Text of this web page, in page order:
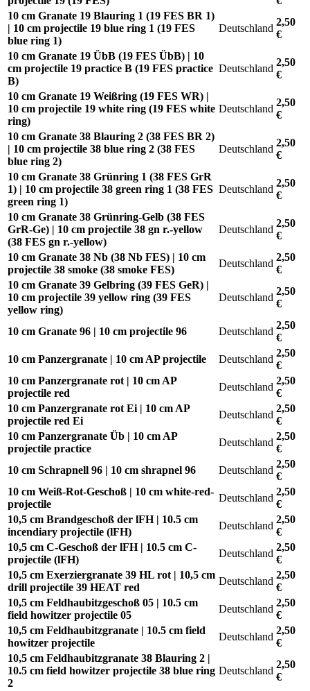
10 cm Granate 19 Blauring 1 (19 FES BR 1)
| 10 cm projectile 19 blue ring 1 (19 FES
blue ring 1)
Deutschland
2,50
€
10 cm Granate 19 ÜbB (19 FES ÜbB) | 10
cm projectile 19 practice B (19 FES practice
B)
Deutschland
2,50
€
10 cm Granate 19 Weißring (19 FES WR) |
10 cm projectile 19 white ring (19 FES white
ring)
Deutschland
2,50
€
10 cm Granate 38 Blauring 2 (38 FES BR 2)
| 10 cm projectile 38 blue ring 2 (38 FES
blue ring 2)
Deutschland
2,50
€
10 cm Granate 38 Grünring 1 (38 FES GrR
1) | 10 cm projectile 38 green ring 1 (38 FES
green ring 1)
Deutschland
2,50
€
10 cm Granate 38 Grünring-Gelb (38 FES
GrR-Ge) | 10 cm projectile 38 gn r.-yellow
(38 FES gn r.-yellow)
Deutschland
2,50
€
10 cm Granate 38 Nb (38 Nb FES) | 10 cm
projectile 38 smoke (38 smoke FES)
Deutschland
2,50
€
10 cm Granate 39 Gelbring (39 FES GeR) |
10 cm projectile 39 yellow ring (39 FES
yellow ring)
Deutschland
2,50
€
10 cm Granate 96 | 10 cm projectile 96 Deutschland
2,50
€
10 cm Panzergranate | 10 cm AP projectile
Deutschland
2,50
€
10 cm Panzergranate rot | 10 cm AP
projectile red
Deutschland
2,50
€
10 cm Panzergranate rot Ei | 10 cm AP
projectile red Ei
Deutschland
2,50
€
10 cm Panzergranate Üb | 10 cm AP
projectile practice
Deutschland
2,50
€
10 cm Schrapnell 96 | 10 cm shrapnel 96
Deutschland
2,50
€
10 cm Weiß-Rot-Geschoß | 10 cm white-red-
projectile
Deutschland
2,50
€
10,5 cm Brandgeschoß der lFH | 10.5 cm
incendiary projectile (lFH)
Deutschland
2,50
€
10,5 cm C-Geschoß der lFH | 10.5 cm C-
projectile (lFH)
Deutschland
2,50
€
10,5 cm Exerziergranate 39 HL rot | 10,5 cm
drill projectile 39 HEAT red
Deutschland
2,50
€
10,5 cm Feldhaubitzgeschoß 05 | 10.5 cm
field howitzer projectile 05
Deutschland
2,50
€
10,5 cm Feldhaubitzgranate | 10.5 cm field
howitzer projectile
Deutschland
2,50
€
10,5 cm Feldhaubitzgranate 38 Blauring 2 |
10.5 cm field howitzer projectile 38 blue ring
2
Deutschland
2,50
€